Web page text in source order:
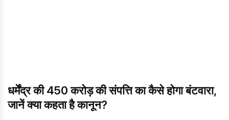
धर्मेंद्र की 450 करोड़ की संपत्ति का कैसे होगा बंटवारा,
जानें क्या कहता है कानून?